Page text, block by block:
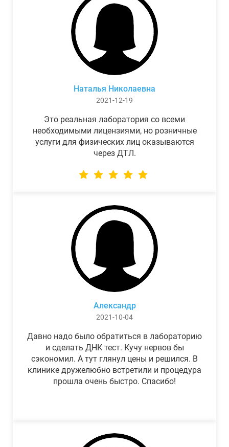
Наталья Николаевна
2021-12-19
Это реальная лаборатория со всеми
необходимыми лицензиями, но розничные
услуги для физических лиц оказываются
через ДТЛ.
Александр
2021-10-04
Давно надо было обратиться в лабораторию
и сделать ДНК тест. Кучу нервов бы
сэкономил. А тут глянул цены и решился. В
клинике дружелюбно встретили и процедура
прошла очень быстро. Спасибо!